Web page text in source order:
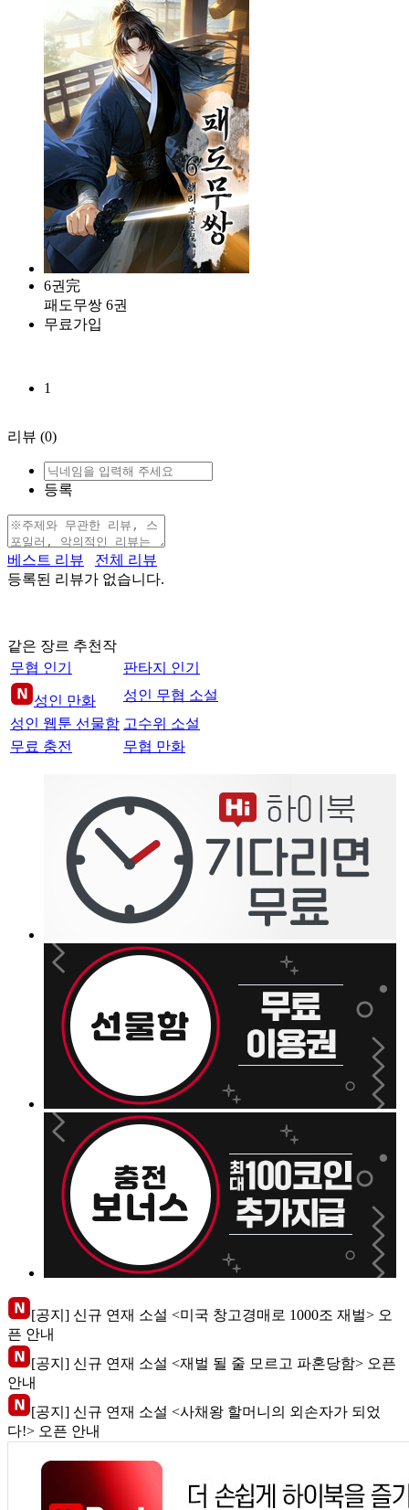
6권完
패도무쌍 6권
무료가입
1
리뷰 (0)
등록
베스트 리뷰
전체 리뷰
등록된 리뷰가 없습니다.
같은 장르 추천작
무협 인기
판타지 인기
성인 만화
성인 무협 소설
성인 웹툰 선물함 고수위 소설
무료 충전
무협 만화
[공지] 신규 연재 소설 <미국 창고경매로 1000조 재벌> 오
픈 안내
[공지] 신규 연재 소설 <재벌 될 줄 모르고 파혼당함> 오픈
안내
[공지] 신규 연재 소설 <사채왕 할머니의 외손자가 되었
다!> 오픈 안내